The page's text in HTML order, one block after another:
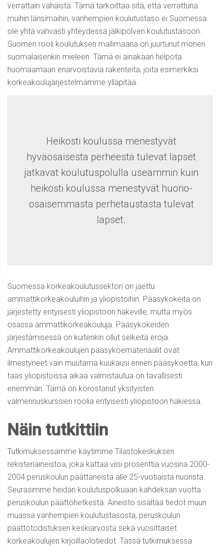
verrattain vähäistä. Tämä tarkoittaa sitä, että verrattuna
muihin länsimaihin, vanhempien koulutustaso ei Suomessa
ole yhtä vahvasti yhteydessä jälkipolven koulutustasoon.
Suomen rooli koulutuksen mallimaana on juurtunut monen
suomalaisenkin mieleen. Tämä ei ainakaan helpota
huomaamaan eriarvoistavia rakenteita, joita esimerkiksi
korkeakoulujärjestelmämme ylläpitää.
Heikosti koulussa menestyvät
hyväosaisesta perheestä tulevat lapset
jatkavat koulutuspolulla useammin kuin
heikosti koulussa menestyvät huono-
osaisemmasta perhetaustasta tulevat
lapset.
Suomessa korkeakoulutussektori on jaettu
ammattikorkeakouluihin ja yliopistoihin. Pääsykokeita on
järjestetty erityisesti yliopistoon hakeville, mutta myös
osassa ammattikorkeakouluja. Pääsykokeiden
järjestämisessä on kuitenkin ollut selkeitä eroja.
Ammattikorkeakoulujen pääsykoemateriaalit ovat
ilmestyneet vain muutama kuukausi ennen pääsykoetta, kun
taas yliopistoissa aikaa valmistautua on tavallisesti
enemmän. Tämä on korostanut yksityisten
valmennuskurssien roolia erityisesti yliopistoon hakiessa.
Näin tutkittiin
Tutkimuksessamme käytimme Tilastokeskuksen
rekisteriaineistoa, joka kattaa viisi prosenttia vuosina 2000-
2004 peruskoulun päättäneistä alle 25-vuotiaista nuorista.
Seurasimme heidän koulutuspolkuaan kahdeksan vuotta
peruskoulun päättöhetkestä. Aineisto sisältää tiedot muun
muassa vanhempien koulutustasosta, peruskoulun
päättötodistuksen keskiarvosta sekä vuosittaiset
korkeakoulujen kirjoillaolotiedot. Tässä tutkimuksessa